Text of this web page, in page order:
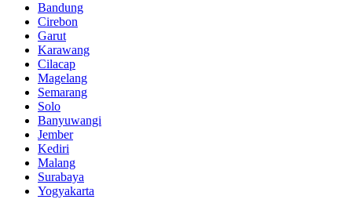
Bandung
Cirebon
Garut
Karawang
Cilacap
Magelang
Semarang
Solo
Banyuwangi
Jember
Kediri
Malang
Surabaya
Yogyakarta